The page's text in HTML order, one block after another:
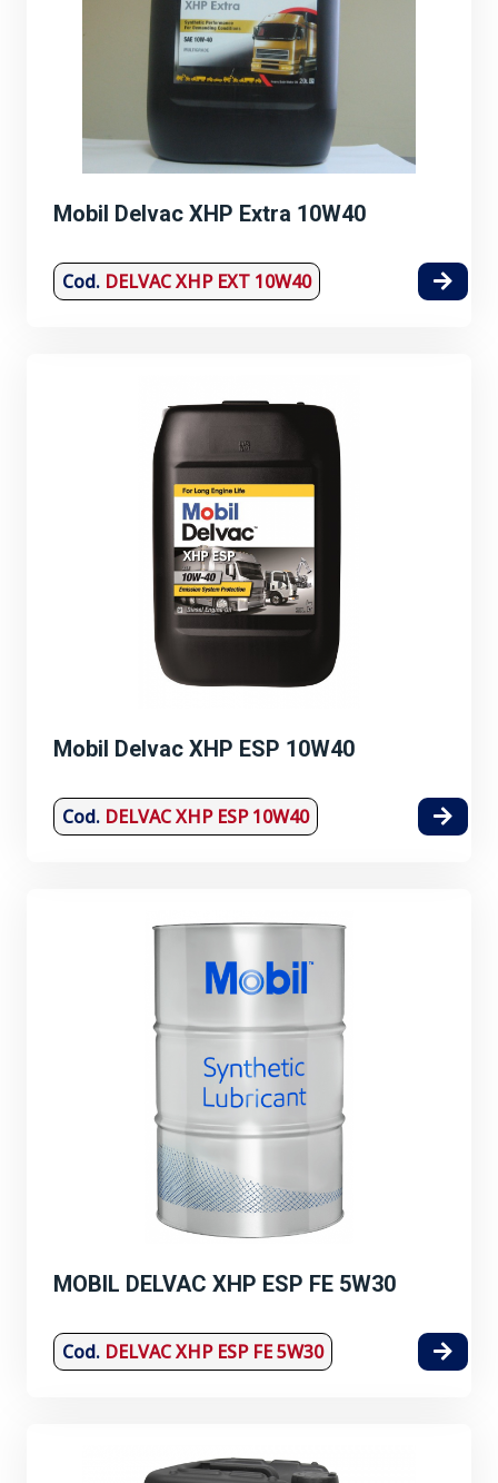
Mobil Delvac XHP Extra 10W40
Cod. DELVAC XHP EXT 10W40
Mobil Delvac XHP ESP 10W40
Cod. DELVAC XHP ESP 10W40
MOBIL DELVAC XHP ESP FE 5W30
Cod. DELVAC XHP ESP FE 5W30